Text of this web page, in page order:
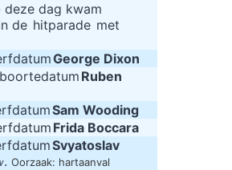
deze dag kwam
de hitparade met
George Dixon
Ruben
Sam Wooding
Frida Boccara
Svyatoslav
. Oorzaak: hartaanval